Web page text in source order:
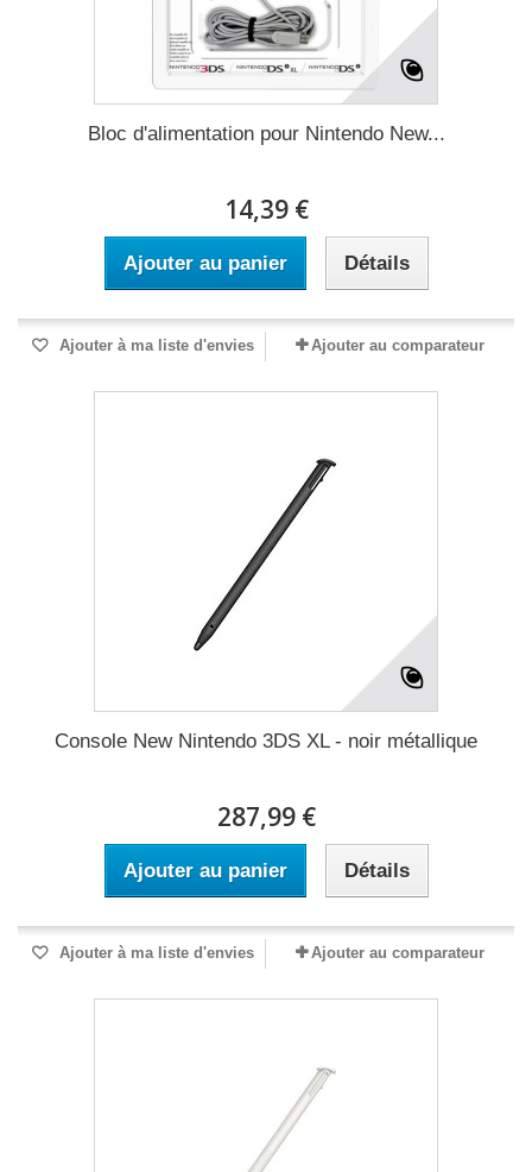
Bloc d'alimentation pour Nintendo New...
14,39 €
Ajouter au panier Détails
Ajouter à ma liste d'envies Ajouter au comparateur
Console New Nintendo 3DS XL - noir métallique
287,99 €
Ajouter au panier Détails
Ajouter à ma liste d'envies Ajouter au comparateur